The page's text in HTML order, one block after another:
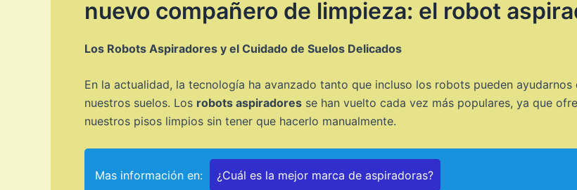
nuevo compañero de limpieza: el robot
Los Robots Aspiradores y el Cuidado de Suelos Delicados
En la actualidad, la tecnología ha avanzado tanto que incluso los robots pueden
nuestros suelos. Los robots aspiradores se han vuelto cada vez más populares, ya que
nuestros pisos limpios sin tener que hacerlo manualmente.
Mas información en: ¿Cuál es la mejor marca de aspiradoras?